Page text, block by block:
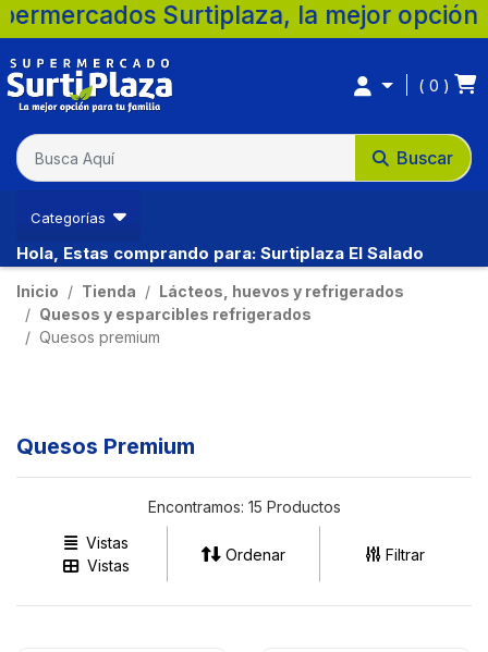
la mejor opción para
Buscar
0
Categorías
Hola, Estas comprando para: Surtiplaza El Salado
Inicio Tienda
Lácteos, huevos y refrigerados
Quesos y esparcibles refrigerados
Quesos premium
Quesos Premium
Encontramos: 15 Productos
Vistas
Vistas
Ordenar Filtrar